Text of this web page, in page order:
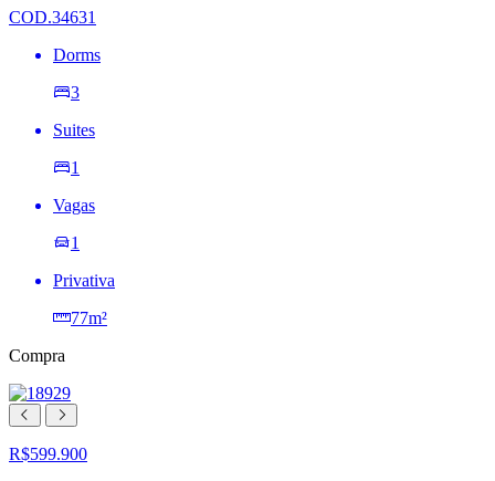
COD.34631
Dorms
3
Suites
1
Vagas
1
Privativa
77m²
Compra
R$599.900